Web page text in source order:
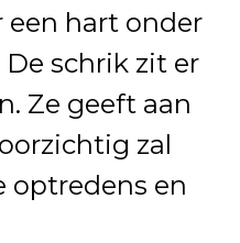
hart onder
schrik zit er
Ze geeft aan
zal
optredens en